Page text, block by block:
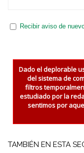
Recibir aviso de
Dado el deplorable
del sistema de
filtros
estudiado por la
sentimos por
TAMBIÉN EN ESTA